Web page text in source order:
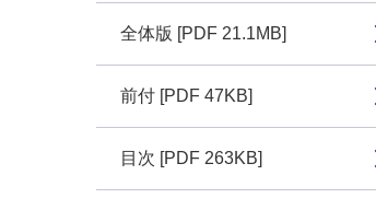
全体版 [PDF 21.1MB]
前付 [PDF 47KB]
目次 [PDF 263KB]